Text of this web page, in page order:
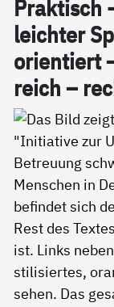
Prak­tisch
leich­ter
ori­en­tiert
reich –